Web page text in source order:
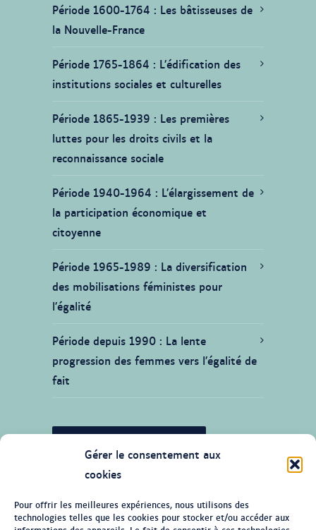
Gérer le consentement aux
cookies
Pour offrir les meilleures expériences, nous utilisons des
technologies telles que les cookies pour stocker et/ou accéder aux
Période 1600-1764
Les bâtisseuses de
la Nouvelle-France
Période 1765-1864
L’édification des
institutions sociales et culturelles
Période 1865-1939
Les premières
luttes pour les droits civils et la
reconnaissance sociale
Période 1940-1964
L’élargissement de
la participation économique et
citoyenne
Période 1965-1989
La diversification
des mobilisations féministes pour
l’égalité
Période depuis 1990 La lente
progression des femmes vers l’égalité de
fait
© Tous droits réservés 2026 Ligne du